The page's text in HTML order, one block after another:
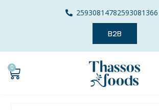
25930814782593081366
B2B
0